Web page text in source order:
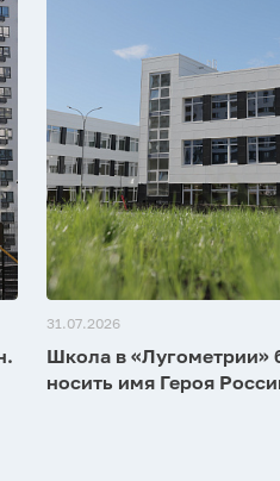
31.07.2026
Школа в «Лугометрии»
носить имя Героя